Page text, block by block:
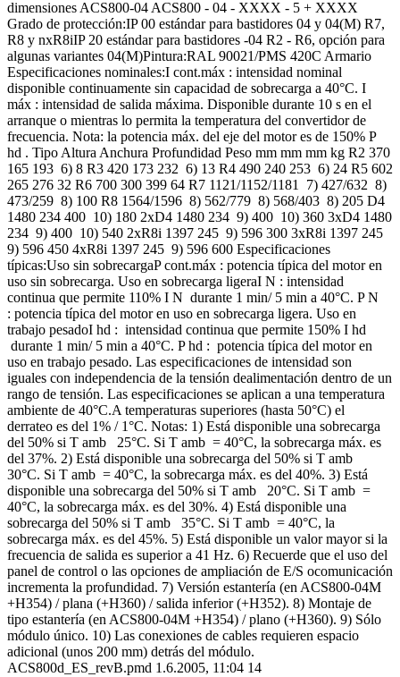
dimensiones ACS800-04 ACS800 - 04 - XXXX - 5 + XXXX
Grado de protección:IP 00 estándar para bastidores 04 y 04(M) R7,
R8 y nxR8iIP 20 estándar para bastidores -04 R2 - R6, opción para
algunas variantes 04(M)Pintura:RAL 90021/PMS 420C Armario
Especificaciones nominales:I cont.máx : intensidad nominal
disponible continuamente sin capacidad de sobrecarga a 40°C. I
máx : intensidad de salida máxima. Disponible durante 10 s en el
arranque o mientras lo permita la temperatura del convertidor de
frecuencia. Nota: la potencia máx. del eje del motor es de 150% P
hd . Tipo Altura Anchura Profundidad Peso mm mm mm kg R2 370
165 193 6) 8 R3 420 173 232 6) 13 R4 490 240 253 6) 24 R5 602
265 276 32 R6 700 300 399 64 R7 1121/1152/1181 7) 427/632 8)
473/259 8) 100 R8 1564/1596 8) 562/779 8) 568/403 8) 205 D4
1480 234 400 10) 180 2xD4 1480 234 9) 400 10) 360 3xD4 1480
234 9) 400 10) 540 2xR8i 1397 245 9) 596 300 3xR8i 1397 245
9) 596 450 4xR8i 1397 245 9) 596 600 Especificaciones
típicas:Uso sin sobrecargaP cont.máx : potencia típica del motor en
uso sin sobrecarga. Uso en sobrecarga ligeraI N : intensidad
continua que permite 110% I N durante 1 min/ 5 min a 40°C. P N
: potencia típica del motor en uso en sobrecarga ligera. Uso en
trabajo pesadoI hd : intensidad continua que permite 150% I hd
durante 1 min/ 5 min a 40°C. P hd : potencia típica del motor en
uso en trabajo pesado. Las especificaciones de intensidad son
iguales con independencia de la tensión dealimentación dentro de un
rango de tensión. Las especificaciones se aplican a una temperatura
ambiente de 40°C.A temperaturas superiores (hasta 50°C) el
derrateo es del 1% / 1°C. Notas: 1) Está disponible una sobrecarga
del 50% si T amb 25°C. Si T amb = 40°C, la sobrecarga máx. es
del 37%. 2) Está disponible una sobrecarga del 50% si T amb
30°C. Si T amb = 40°C, la sobrecarga máx. es del 40%. 3) Está
disponible una sobrecarga del 50% si T amb 20°C. Si T amb =
40°C, la sobrecarga máx. es del 30%. 4) Está disponible una
sobrecarga del 50% si T amb 35°C. Si T amb = 40°C, la
sobrecarga máx. es del 45%. 5) Está disponible un valor mayor si la
frecuencia de salida es superior a 41 Hz. 6) Recuerde que el uso del
panel de control o las opciones de ampliación de E/S ocomunicación
incrementa la profundidad. 7) Versión estantería (en ACS800-04M
+H354) / plana (+H360) / salida inferior (+H352). 8) Montaje de
tipo estantería (en ACS800-04M +H354) / plano (+H360). 9) Sólo
módulo único. 10) Las conexiones de cables requieren espacio
adicional (unos 200 mm) detrás del módulo.
ACS800d_ES_revB.pmd 1.6.2005, 11:04 14